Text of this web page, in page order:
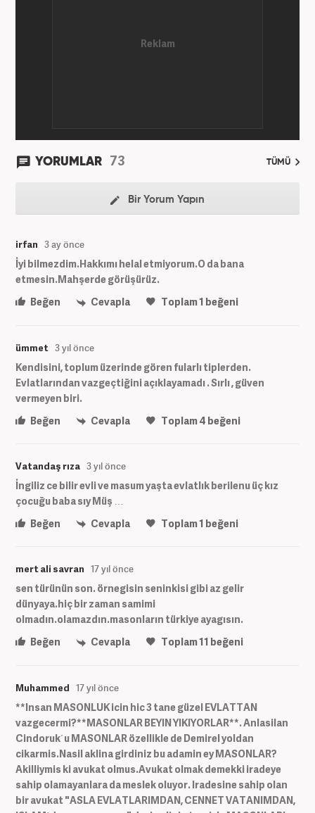
YORUMLAR 73 TÜMÜ
Bir Yorum Yapın
irfan 3 ay önce
İyi bilmezdim.Hakkımı helal etmiyorum.O da bana
etmesin.Mahşerde görüşürüz.
Beğen
Cevapla Toplam1 beğeni
ümmet 3 yıl önce
Kendisini, toplum üzerinde gören fularlı tiplerden.
Evlatlarından vazgeçtiğini açıklayamadı . Sırlı , güven
vermeyen biri.
Beğen
Cevapla Toplam4 beğeni
Vatandaş rıza 3 yıl önce
İngiliz ce bilir evli ve masum yaşta evlatlık berilenu üç kız
çocuğu baba sıy Müş …
Beğen
Cevapla Toplam1 beğeni
mert ali savran 17 yıl önce
sen türünün son. örnegisin seninkisi gibi az gelir
dünyaya.hiç bir zaman samimi
olmadın.olamazdın.masonların türkiye ayagısın.
Beğen
Cevapla Toplam11 beğeni
Muhammed 17 yıl önce
**Insan MASONLUK icin hic 3 tane güzel EVLATTAN
vazgecermi?**MASONLAR BEYIN YIKIYORLAR**. Anlasilan
Cindoruk´u MASONLAR özellikle de Demirel yoldan
cikarmis.Nasil aklina girdiniz bu adamin ey MASONLAR?
Akilliymis ki avukat olmus.Avukat olmak demekki iradeye
sahip olamayanlara da meslek oluyor. Iradesine sahip olan
bir avukat "ASLA EVLATLARIMDAN, CENNET VATANIMDAN,